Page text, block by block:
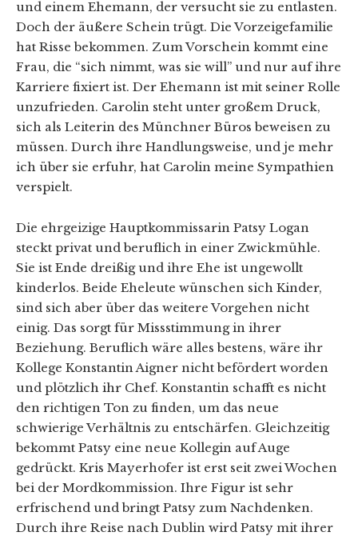
und einem Ehemann, der versucht sie zu entlasten.
Doch der äußere Schein trügt. Die Vorzeigefamilie
hat Risse bekommen. Zum Vorschein kommt eine
Frau, die “sich nimmt, was sie will” und nur auf ihre
Karriere fixiert ist. Der Ehemann ist mit seiner Rolle
unzufrieden. Carolin steht unter großem Druck,
sich als Leiterin des Münchner Büros beweisen zu
müssen. Durch ihre Handlungsweise, und je mehr
ich über sie erfuhr, hat Carolin meine Sympathien
verspielt.
Die ehrgeizige Hauptkommissarin Patsy Logan
steckt privat und beruflich in einer Zwickmühle.
Sie ist Ende dreißig und ihre Ehe ist ungewollt
kinderlos. Beide Eheleute wünschen sich Kinder,
sind sich aber über das weitere Vorgehen nicht
einig. Das sorgt für Missstimmung in ihrer
Beziehung. Beruflich wäre alles bestens, wäre ihr
Kollege Konstantin Aigner nicht befördert worden
und plötzlich ihr Chef. Konstantin schafft es nicht
den richtigen Ton zu finden, um das neue
schwierige Verhältnis zu entschärfen. Gleichzeitig
bekommt Patsy eine neue Kollegin auf Auge
gedrückt. Kris Mayerhofer ist erst seit zwei Wochen
bei der Mordkommission. Ihre Figur ist sehr
erfrischend und bringt Patsy zum Nachdenken.
Durch ihre Reise nach Dublin wird Patsy mit ihrer